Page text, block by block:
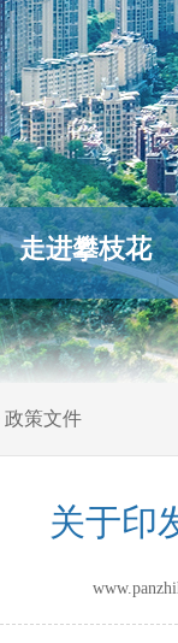
走进攀枝花
政策文件
关于印